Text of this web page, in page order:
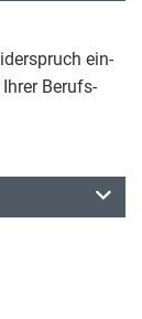
ein-
Berufs-